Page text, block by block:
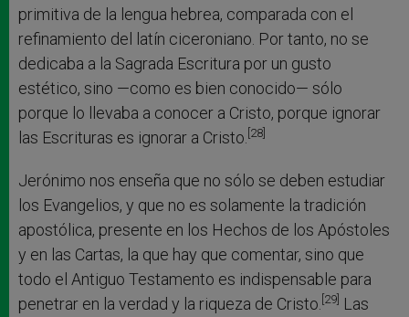
primitiva de la lengua hebrea, comparada con el
refinamiento del latín ciceroniano. Por tanto, no se
dedicaba a la Sagrada Escritura por un gusto
estético, sino —como es bien conocido— sólo
porque lo llevaba a conocer a Cristo, porque ignorar
las Escrituras es ignorar a Cristo. [28]
Jerónimo nos enseña que no sólo se deben estudiar
los Evangelios, y que no es solamente la tradición
apostólica, presente en los Hechos de los Apóstoles
y en las Cartas, la que hay que comentar, sino que
todo el Antiguo Testamento es indispensable para
penetrar en la verdad y la riqueza de Cristo. [29] Las